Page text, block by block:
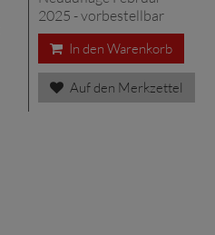
2025 - vorbestellbar
In den Warenkorb
Auf den Merkzettel